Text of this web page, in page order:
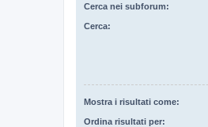
Cerca nei subforum:
Cerca:
Mostra i risultati come:
Ordina risultati per: